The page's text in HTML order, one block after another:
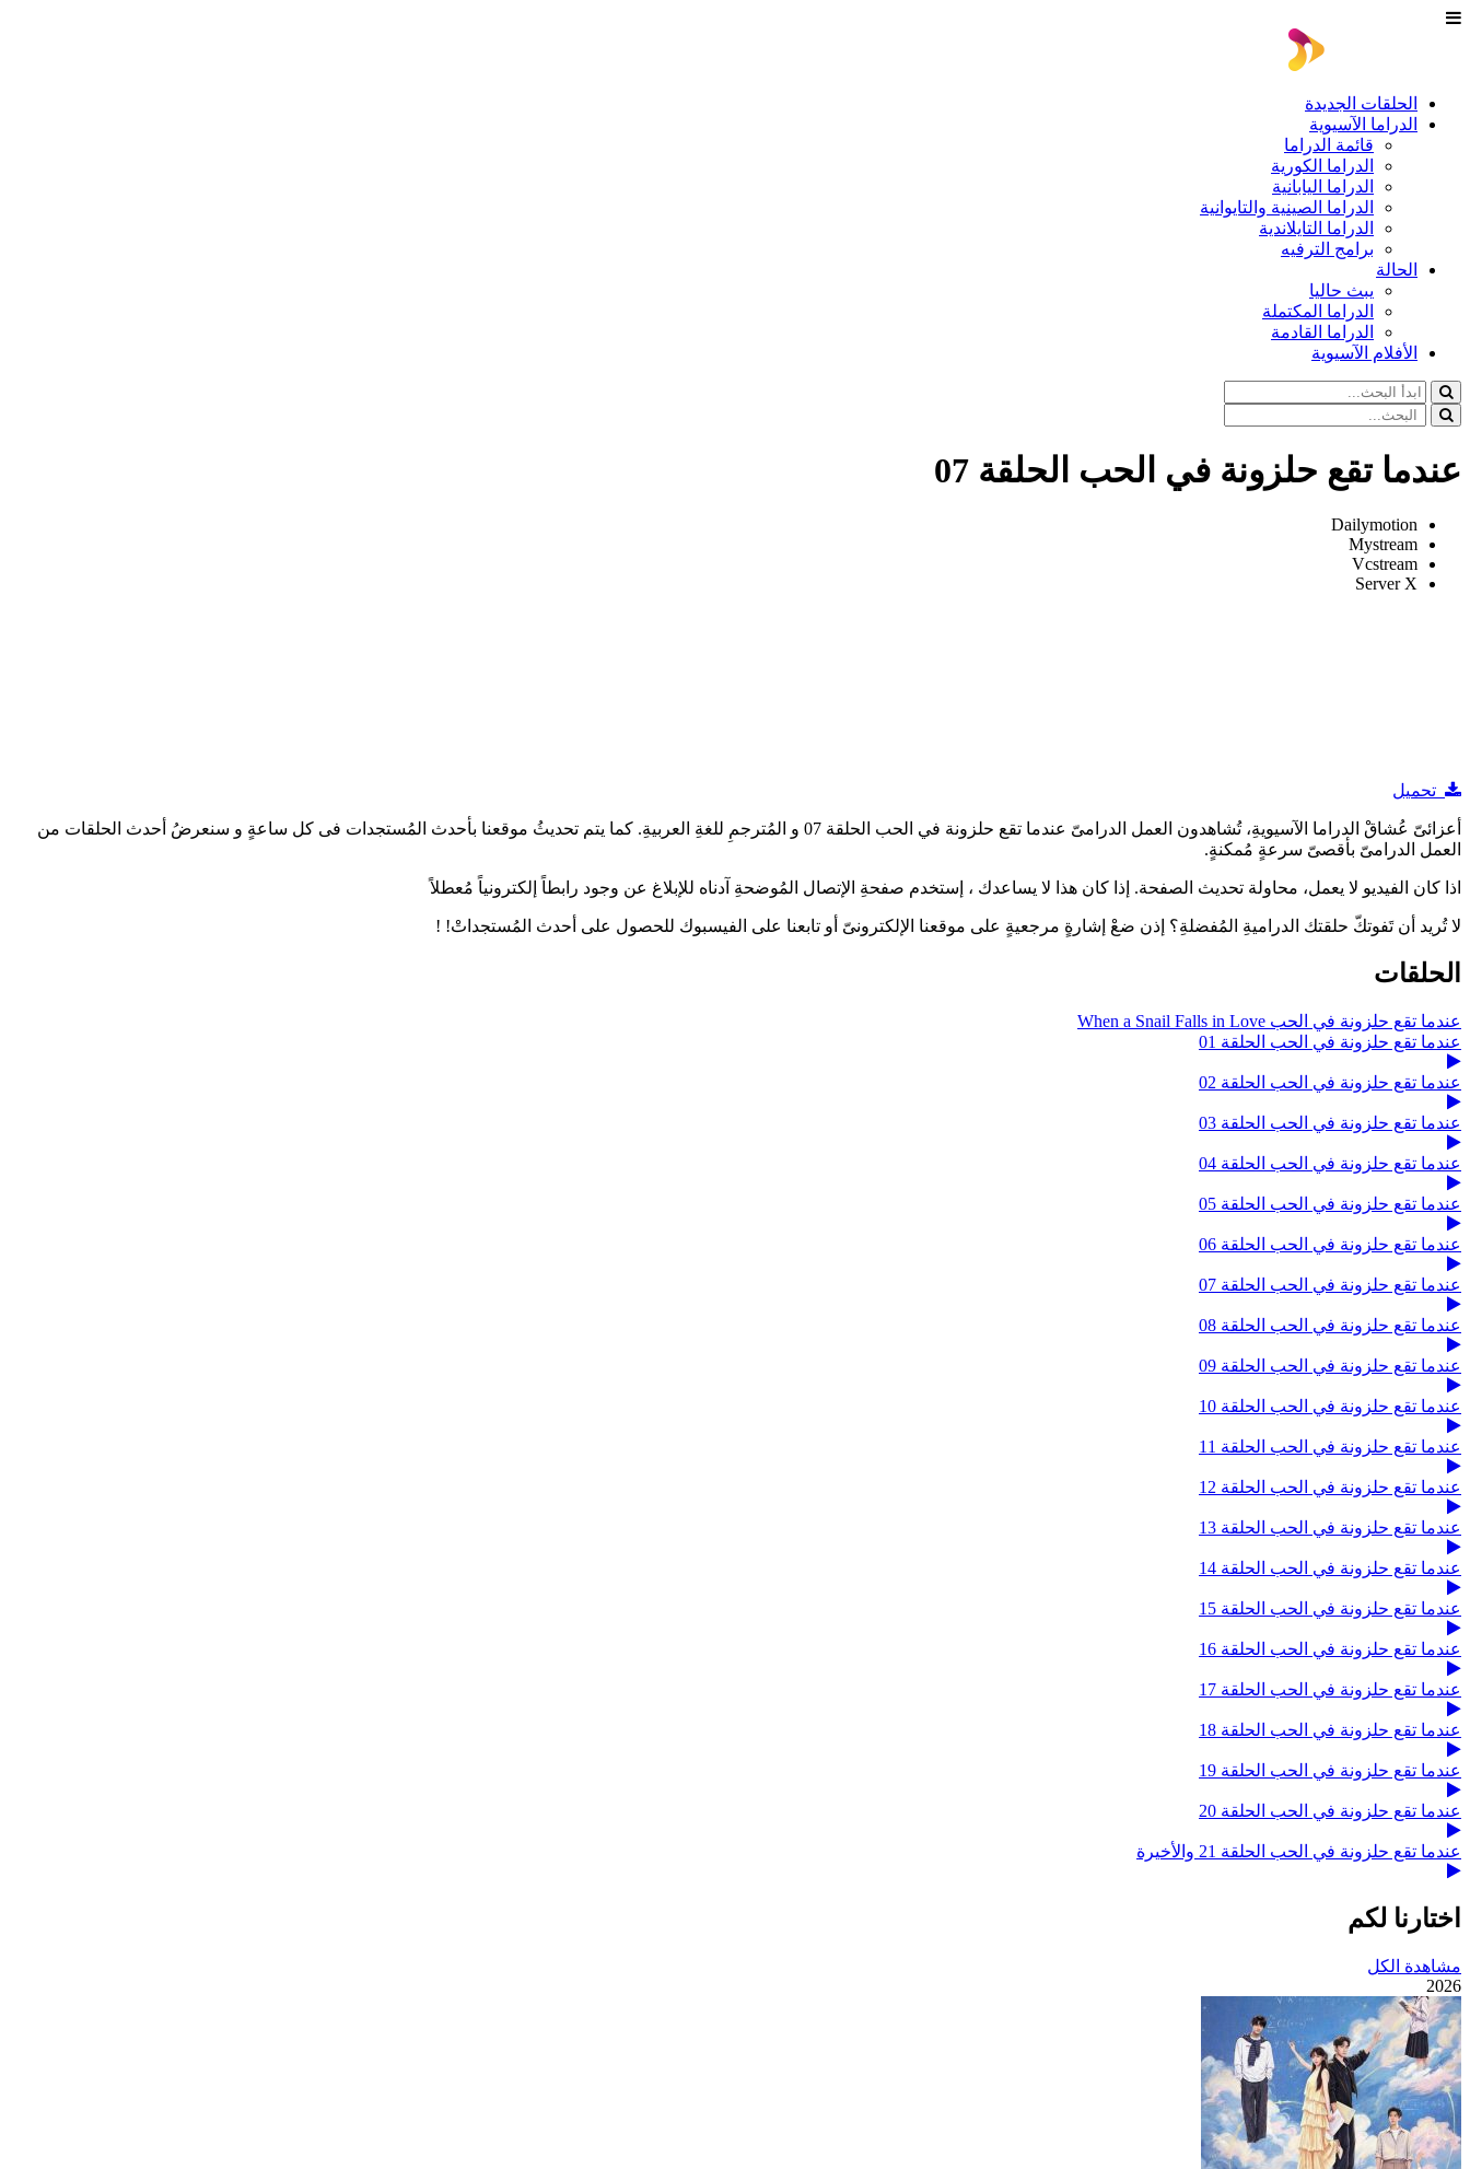
الحلقات الجديدة
الدراما الآسيوية
قائمة الدراما
الدراما الكورية
الدراما اليابانية
الدراما الصينية والتايوانية
الدراما التايلاندية
برامج الترفيه
الحالة
يبث حاليا
الدراما المكتملة
الدراما القادمة
الأفلام الآسيوية
عندما تقع حلزونة في الحب الحلقة 07
Dailymotion
Mystream
Vcstream
Server X
تحميل
أعزائىّ عُشاقْ الدراما الآسيويةِ، تُشاهدون العمل الدرامىّ عندما تقع حلزونة في الحب الحلقة 07 و المُترجمِ للغةِ العربيةِ. كما يتم تحديثُ موقعنا بأحدث المُستجدات فى كل ساعةٍ و سنعرضُ أحدث الحلقات من
العمل الدرامىّ بأقصىّ سرعةٍ مُمكنةٍ.
اذا كان الفيديو لا يعمل، محاولة تحديث الصفحة. إذا كان هذا لا يساعدك ، إستخدم صفحةِ الإتصال المُوضحةِ آدناه للإبلاغ عن وجود رابطاً إلكترونياً مُعطلاً
لا تُريد أن تَفوتكّ حلقتك الدراميةِ المُفضلةِ؟ إذن ضعْ إشارةٍ مرجعيةٍ على موقعنا الإلكترونىّ أو تابعنا على الفيسبوك للحصول على أحدث المُستجداتْ! !
الحلقات
عندما تقع حلزونة في الحب When a Snail Falls in Love
عندما تقع حلزونة في الحب الحلقة 01
عندما تقع حلزونة في الحب الحلقة 02
عندما تقع حلزونة في الحب الحلقة 03
عندما تقع حلزونة في الحب الحلقة 04
عندما تقع حلزونة في الحب الحلقة 05
عندما تقع حلزونة في الحب الحلقة 06
عندما تقع حلزونة في الحب الحلقة 07
عندما تقع حلزونة في الحب الحلقة 08
عندما تقع حلزونة في الحب الحلقة 09
عندما تقع حلزونة في الحب الحلقة 10
عندما تقع حلزونة في الحب الحلقة 11
عندما تقع حلزونة في الحب الحلقة 12
عندما تقع حلزونة في الحب الحلقة 13
عندما تقع حلزونة في الحب الحلقة 14
عندما تقع حلزونة في الحب الحلقة 15
عندما تقع حلزونة في الحب الحلقة 16
عندما تقع حلزونة في الحب الحلقة 17
عندما تقع حلزونة في الحب الحلقة 18
عندما تقع حلزونة في الحب الحلقة 19
عندما تقع حلزونة في الحب الحلقة 20
عندما تقع حلزونة في الحب الحلقة 21 والأخيرة
اختارنا لكم
مشاهدة الكل
2026